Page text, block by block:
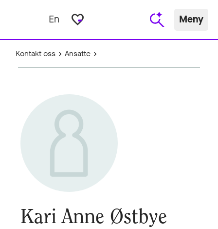
En favorite_border Meny
Kontakt oss Ansatte
Kari Anne Østbye